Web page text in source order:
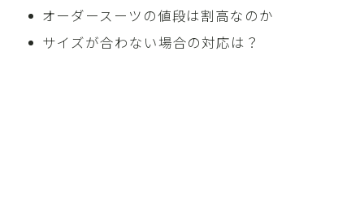
オーダースーツの値段は割高なのか
サイズが合わない場合の対応は？